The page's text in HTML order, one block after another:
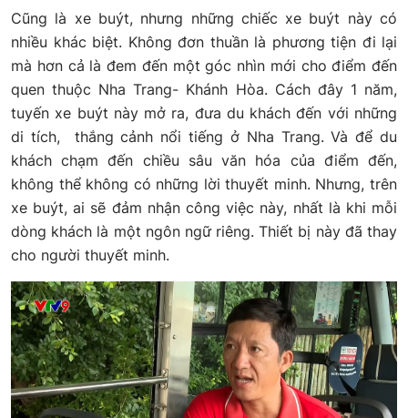
Cũng là xe buýt, nhưng những chiếc xe buýt này có
nhiều khác biệt. Không đơn thuần là phương tiện đi lại
mà hơn cả là đem đến một góc nhìn mới cho điểm đến
quen thuộc Nha Trang- Khánh Hòa. Cách đây 1 năm,
tuyến xe buýt này mở ra, đưa du khách đến với những
di tích, thắng cảnh nổi tiếng ở Nha Trang. Và để du
khách chạm đến chiều sâu văn hóa của điểm đến,
không thể không có những lời thuyết minh. Nhưng, trên
xe buýt, ai sẽ đảm nhận công việc này, nhất là khi mỗi
dòng khách là một ngôn ngữ riêng. Thiết bị này đã thay
cho người thuyết minh.